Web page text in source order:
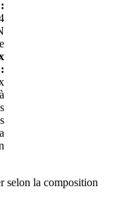
selon la composition